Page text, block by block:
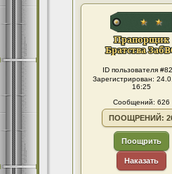
ID пользователя
Зарегистрирован:
16:25
Сообщений: 626
ПООЩРЕНИЙ:
Поощрить
Наказать